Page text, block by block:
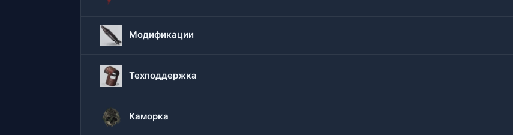
Модификации
Техподдержка
Каморка